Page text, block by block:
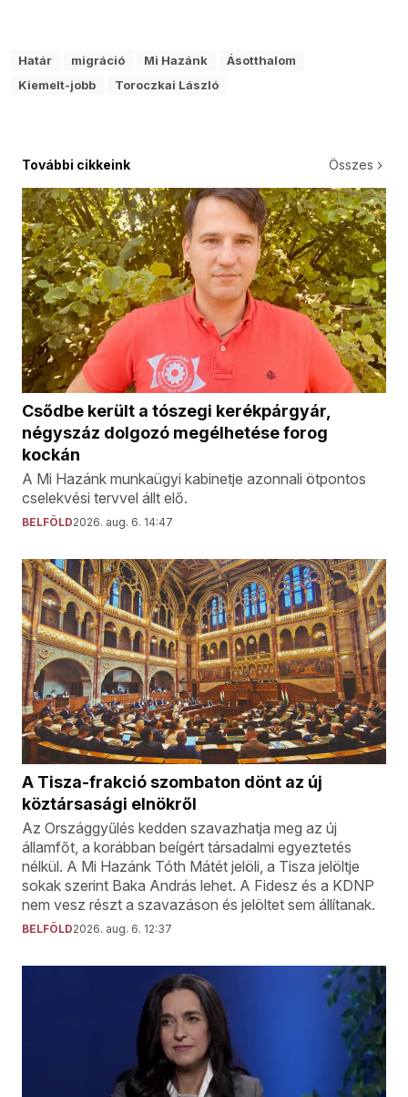
Határ migráció Mi Hazánk
Ásotthalom
Kiemelt-jobb
Toroczkai László
További cikkeink Összes
Csődbe került a tószegi kerékpárgyár,
négyszáz dolgozó megélhetése forog
kockán
A Mi Hazánk munkaügyi kabinetje azonnali ötpontos
cselekvési tervvel állt elő.
BELFÖLD2026. aug. 6. 14:47
A Tisza-frakció szombaton dönt az új
köztársasági elnökről
Az Országgyűlés kedden szavazhatja meg az új
államfőt, a korábban beígért társadalmi egyeztetés
nélkül. A Mi Hazánk Tóth Mátét jelöli, a Tisza jelöltje
sokak szerint Baka András lehet. A Fidesz és a KDNP
nem vesz részt a szavazáson és jelöltet sem állítanak.
BELFÖLD2026. aug. 6. 12:37